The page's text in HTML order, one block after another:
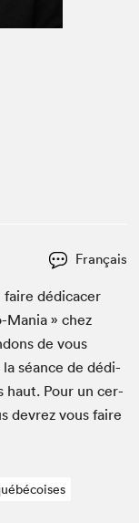
Français
faire dédi­cac­er
» chez
de vous
séance de dédi­
haut. Pour un cer­
devrez vous faire